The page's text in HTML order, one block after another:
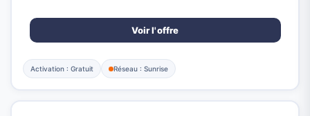
Voir l'offre
Activation : Gratuit Réseau : Sunrise